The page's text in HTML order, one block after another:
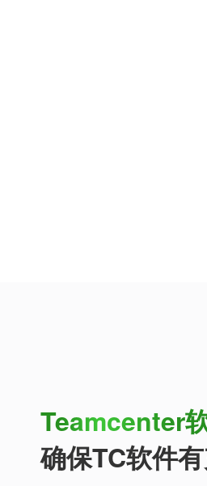
Teamcenter
确保TC软件